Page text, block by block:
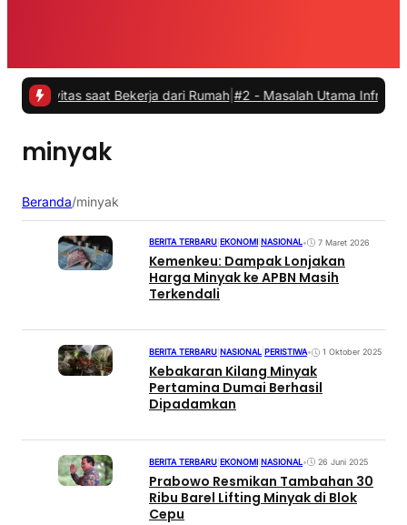
saat Bekerja dari Rumah|#2 -Masalah Utama Infrastruktur
minyak
Beranda/minyak
BERITA TERBARU EKONOMI NASIONAL• 7 Maret 2026
Kemenkeu: Dampak Lonjakan
Harga Minyak ke APBN Masih
Terkendali
BERITA TERBARU NASIONAL PERISTIWA• 1 Oktober 2025
Kebakaran Kilang Minyak
Pertamina Dumai Berhasil
Dipadamkan
BERITA TERBARU EKONOMI NASIONAL• 26 Juni 2025
Prabowo Resmikan Tambahan 30
Ribu Barel Lifting Minyak di Blok
Cepu